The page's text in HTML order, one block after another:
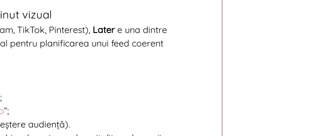
vizual
TikTok, Pinterest), Later e una dintre
pentru planificarea unui feed coerent
”;
audiență).